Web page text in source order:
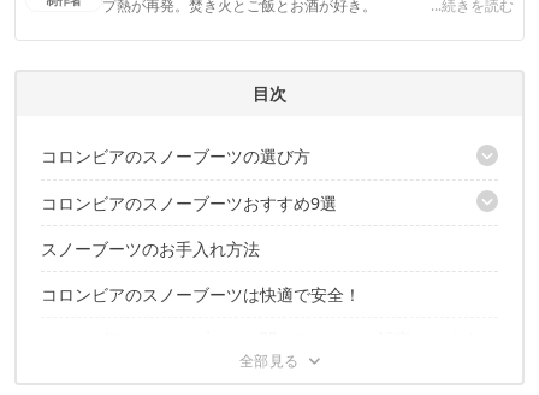
プ熱が再発。焚き火とご飯とお酒が好き。
...続きを読む
ヨシダ コウキのプロフィール
目次
コロンビアのスノーブーツの選び方
ソール｜アークティックグリップが滑りにくい
防水性｜大人用はすべて防水なので安心
サイズ感｜やや細め。0.5cmサイズアップも検討しよう
コロンビアのスノーブーツおすすめ9選
ユニセックスのおすすめ4選
キッズのおすすめ2選
スノーブーツのお手入れ方法
コロンビアのスノーブーツは快適で安全！